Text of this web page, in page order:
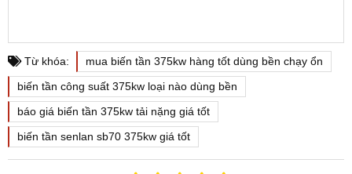
Từ khóa:
mua biến tần 375kw hàng tốt dùng bền chạy ổn
biến tần công suất 375kw loại nào dùng bền
báo giá biến tần 375kw tải nặng giá tốt
biến tần senlan sb70 375kw giá tốt